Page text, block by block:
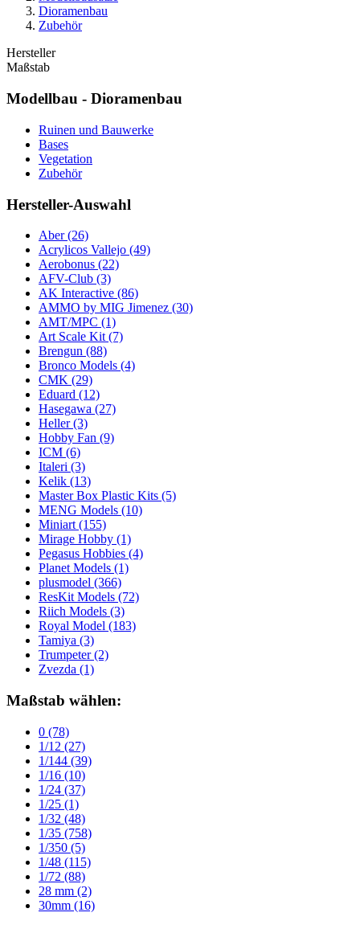
Dioramenbau
Zubehör
Hersteller
Maßstab
Modellbau - Dioramenbau
Ruinen und Bauwerke
Bases
Vegetation
Zubehör
Hersteller-Auswahl
Aber(26)
Acrylicos Vallejo (49)
Aerobonus (22)
AFV-Club (3)
AK Interactive (86)
AMMO by MIG Jimenez (30)
AMT/MPC (1)
Art Scale Kit (7)
Brengun (88)
Bronco Models (4)
CMK (29)
Eduard (12)
Hasegawa (27)
Heller(3)
Hobby Fan (9)
ICM (6)
Italeri (3)
Kelik (13)
Master Box Plastic Kits (5)
MENG Models (10)
Miniart (155)
Mirage Hobby (1)
Pegasus Hobbies (4)
Planet Models (1)
plusmodel (366)
ResKit Models (72)
Riich Models (3)
Royal Model (183)
Tamiya (3)
Trumpeter(2)
Zvezda (1)
Maßstab wählen:
0 (78)
1/12 (27)
1/144 (39)
1/16 (10)
1/24 (37)
1/25 (1)
1/32 (48)
1/35 (758)
1/350 (5)
1/48 (115)
1/72 (88)
28 mm (2)
30mm (16)